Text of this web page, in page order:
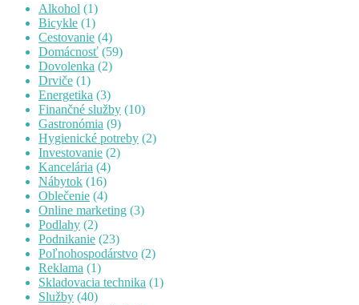
Alkohol (1)
Bicykle (1)
Cestovanie (4)
Domácnosť (59)
Dovolenka (2)
Drviče (1)
Energetika (3)
Finančné služby (10)
Gastronómia (9)
Hygienické potreby (2)
Investovanie (2)
Kancelária (4)
Nábytok (16)
Oblečenie (4)
Online marketing (3)
Podlahy (2)
Podnikanie (23)
Poľnohospodárstvo (2)
Reklama (1)
Skladovacia technika (1)
Služby (40)